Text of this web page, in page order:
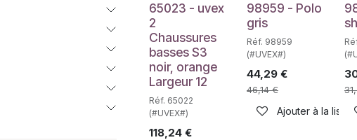
65023 - uvex
2
Chaussures
basses S3
noir, orange
Largeur 12
Réf. 65022
(#UVEX#)
118,24 €
98959 - Polo
gris
Réf. 98959
(#UVEX#)
44,29€
46,14€
Ajouter à la liste